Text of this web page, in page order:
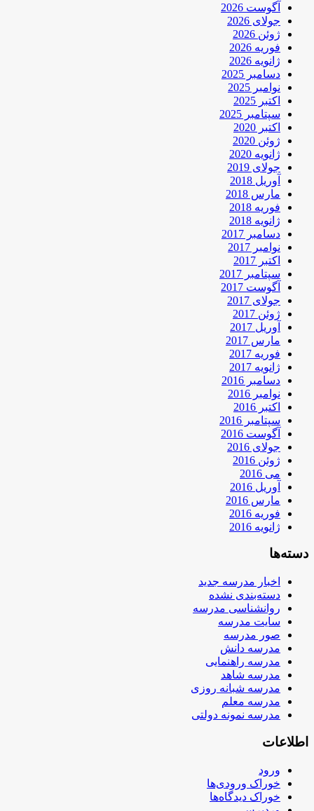
آگوست 2026
جولای 2026
ژوئن 2026
فوریه 2026
ژانویه 2026
دسامبر 2025
نوامبر 2025
اکتبر 2025
سپتامبر 2025
اکتبر 2020
ژوئن 2020
ژانویه 2020
جولای 2019
آوریل 2018
مارس 2018
فوریه 2018
ژانویه 2018
دسامبر 2017
نوامبر 2017
اکتبر 2017
سپتامبر 2017
آگوست 2017
جولای 2017
ژوئن 2017
آوریل 2017
مارس 2017
فوریه 2017
ژانویه 2017
دسامبر 2016
نوامبر 2016
اکتبر 2016
سپتامبر 2016
آگوست 2016
جولای 2016
ژوئن 2016
می 2016
آوریل 2016
مارس 2016
فوریه 2016
ژانویه 2016
دسته‌ها
اخبار مدرسه جدید
دسته‌بندی نشده
روانشناسی مدرسه
سایت مدرسه
صور مدرسه
مدرسه دانش
مدرسه راهنمایی
مدرسه شاهد
مدرسه شبانه روزی
مدرسه معلم
مدرسه نمونه دولتی
اطلاعات
ورود
خوراک ورودی‌ها
خوراک دیدگاه‌ها